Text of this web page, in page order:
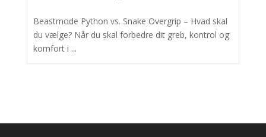
Beastmode Python vs. Snake Overgrip – Hvad skal
du vælge? Når du skal forbedre dit greb, kontrol og
komfort i ...